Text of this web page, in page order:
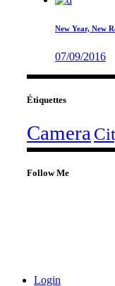
New Year, New
07/09/2016
Étiquettes
Camera
Follow Me
Login